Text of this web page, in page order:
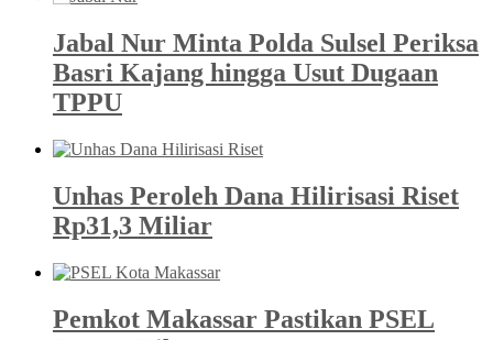
Jabal Nur Minta Polda Sulsel Periksa
Basri Kajang hingga Usut Dugaan
TPPU
Unhas Peroleh Dana Hilirisasi Riset
Rp31,3 Miliar
Pemkot Makassar Pastikan PSEL